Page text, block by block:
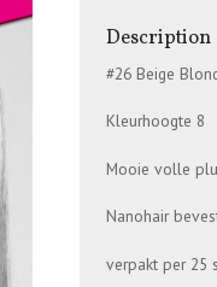
Description
#26 Beige
Kleurhoogte 8
Mooie volle
Nanohair
verpakt per 25